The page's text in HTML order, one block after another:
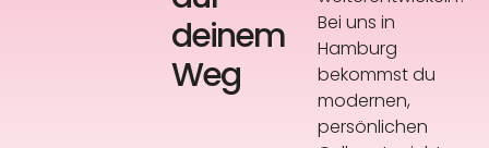
deinem
Weg
Bei uns in
Hamburg
bekommst du
modernen,
persönlichen